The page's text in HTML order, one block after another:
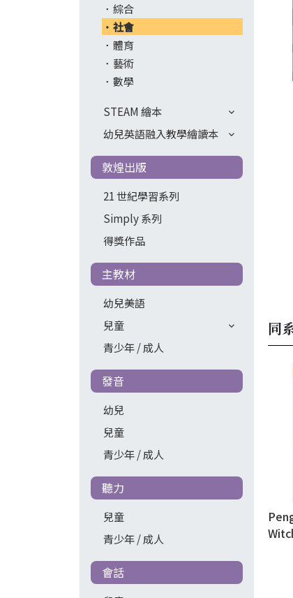
綜合
社會
體育
藝術
數學
STEAM 繪本
幼兒英語融入教學繪讀本
敦煌出版
21 世紀學習系列
Simply 系列
得獎作品
主教材
幼兒美語
兒童
青少年 / 成人
發音
幼兒
兒童
青少年 / 成人
聽力
兒童
青少年 / 成人
會話
同